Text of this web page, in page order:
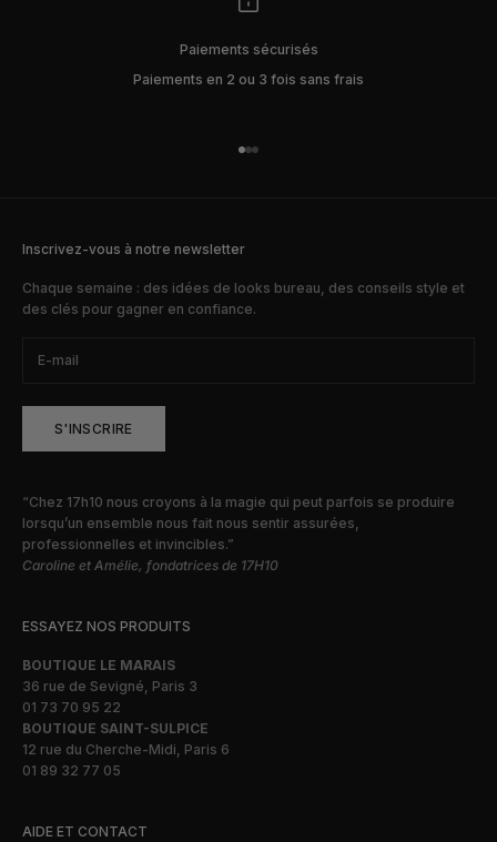
Paiements sécurisés
Paiements en 2 ou 3 fois sans frais
Aller à l'élément 1
Aller à l'élément 2
Aller à l'élément 3
Inscrivez-vous à notre newsletter
Chaque semaine : des idées de looks bureau, des conseils style et
des clés pour gagner en confiance.
S'INSCRIRE
“Chez 17h10 nous croyons à la magie qui peut parfois se produire
lorsqu’un ensemble nous fait nous sentir assurées,
professionnelles et invincibles.”
Caroline et Amélie, fondatrices de 17H10
ESSAYEZ NOS PRODUITS
BOUTIQUE LE MARAIS
36 rue de Sevigné, Paris 3
01 73 70 95 22
BOUTIQUE SAINT-SULPICE
12 rue du Cherche-Midi, Paris 6
01 89 32 77 05
AIDE ET CONTACT